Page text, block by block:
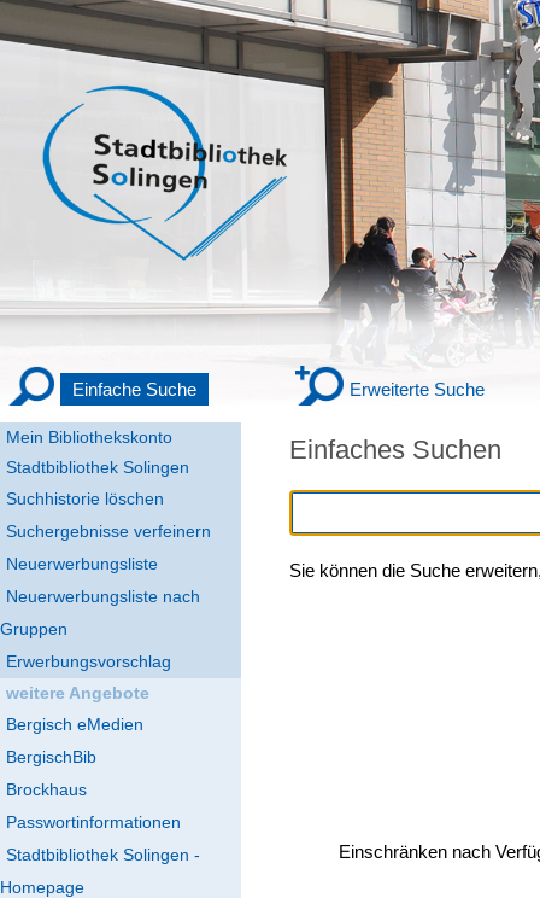
Mein Bibliothekskonto
Stadtbibliothek Solingen
Einfache Suche Erweiterte Suche
Suchhistorie löschen
Suchergebnisse verfeinern
Neuerwerbungsliste
Neuerwerbungsliste nach
Gruppen
Erwerbungsvorschlag
weitere Angebote
Bergisch eMedien
BergischBib
Brockhaus
Passwortinformationen
Stadtbibliothek Solingen -
Homepage
Einfaches Suchen
Sie können die Suche
Einschränken nach